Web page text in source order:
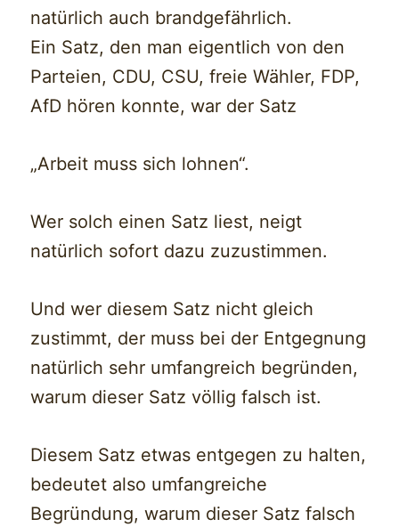
natürlich auch brandgefährlich.
Ein Satz, den man eigentlich von den
Parteien, CDU, CSU, freie Wähler, FDP,
AfD hören konnte, war der Satz
„Arbeit muss sich lohnen“.
Wer solch einen Satz liest, neigt
natürlich sofort dazu zuzustimmen.
Und wer diesem Satz nicht gleich
zustimmt, der muss bei der Entgegnung
natürlich sehr umfangreich begründen,
warum dieser Satz völlig falsch ist.
Diesem Satz etwas entgegen zu halten,
bedeutet also umfangreiche
Begründung, warum dieser Satz falsch